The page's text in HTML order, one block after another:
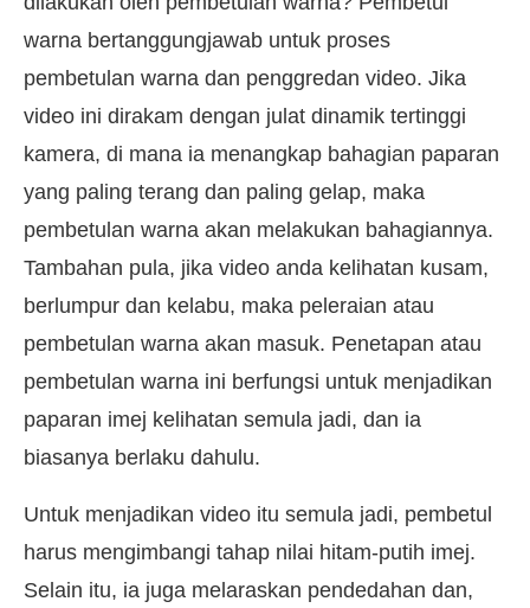
warna bertanggungjawab untuk proses
pembetulan warna dan penggredan video. Jika
video ini dirakam dengan julat dinamik tertinggi
kamera, di mana ia menangkap bahagian paparan
yang paling terang dan paling gelap, maka
pembetulan warna akan melakukan bahagiannya.
Tambahan pula, jika video anda kelihatan kusam,
berlumpur dan kelabu, maka peleraian atau
pembetulan warna akan masuk. Penetapan atau
pembetulan warna ini berfungsi untuk menjadikan
paparan imej kelihatan semula jadi, dan ia
biasanya berlaku dahulu.
Untuk menjadikan video itu semula jadi, pembetul
harus mengimbangi tahap nilai hitam-putih imej.
Selain itu, ia juga melaraskan pendedahan dan,